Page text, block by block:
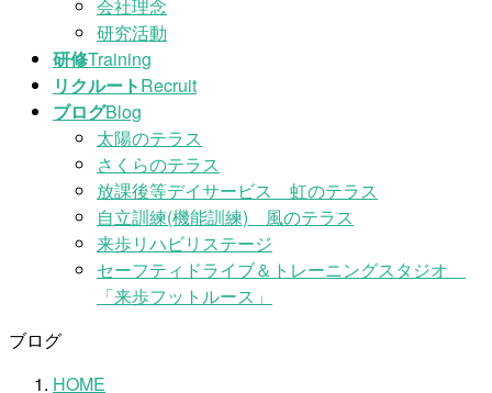
会社理念
研究活動
研修Training
リクルートRecruit
ブログBlog
太陽のテラス
さくらのテラス
放課後等デイサービス 虹のテラス
自立訓練(機能訓練) 風のテラス
来歩リハビリステージ
セーフティドライブ＆トレーニングスタジオ
「来歩フットルース」
ブログ
HOME